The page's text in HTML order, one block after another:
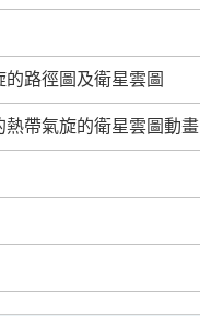
的路徑圖及衛星雲圖
熱帶氣旋的衛星雲圖動畫